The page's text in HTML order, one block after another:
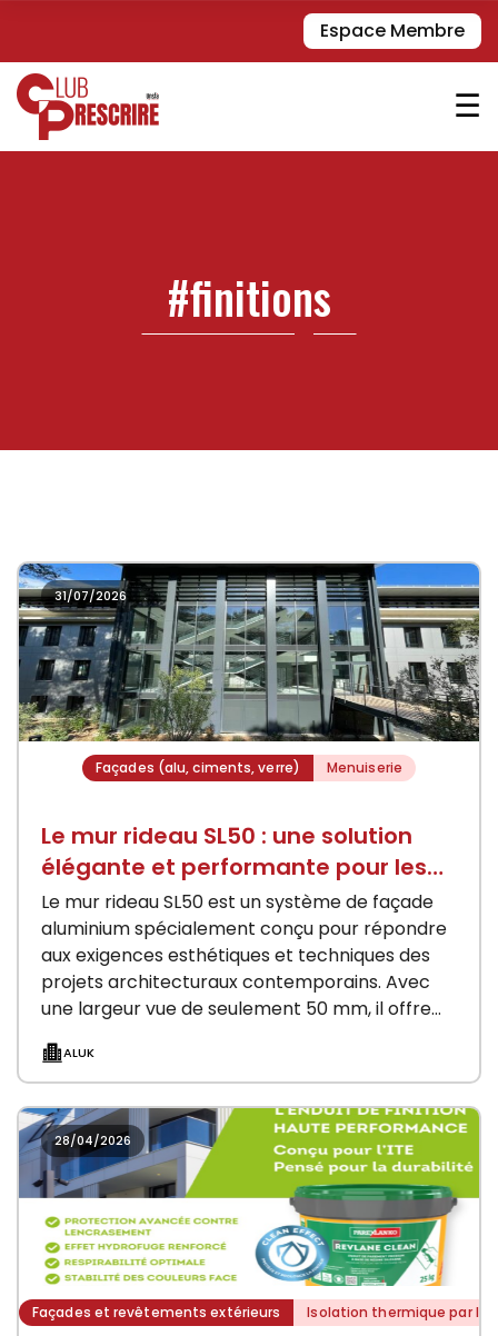
Espace Membre
☰
#finitions
31/07/2026
Façades (alu, ciments, verre) Menuiserie
Le mur rideau SL50 : une solution
élégante et performante pour les
façades conte
Le mur rideau SL50 est un système de façade
aluminium spécialement conçu pour répondre
aux exigences esthétiques et techniques des
projets architecturaux contemporains. Avec
une largeur vue de seulement 50 mm, il offre
ALUK
28/04/2026
Façades et revêtements extérieurs Isolation thermique par